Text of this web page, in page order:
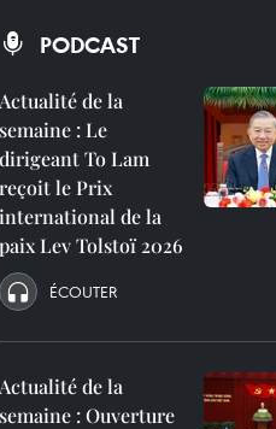
PODCAST
Actualité de la
semaine : Le
dirigeant To Lam
reçoit le Prix
international de la
paix Lev Tolstoï 2026
ÉCOUTER
Actualité de la
semaine : Ouverture